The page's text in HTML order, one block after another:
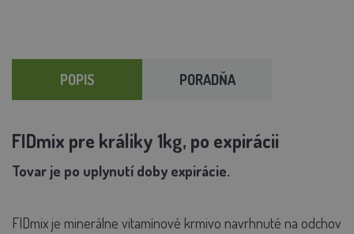
POPIS PORADŇA
FIDmix pre králiky 1kg, po expirácii
Tovar je po uplynutí doby expirácie.
FIDmix je minerálne vitamínové krmivo navrhnuté na odchov